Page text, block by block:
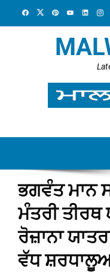
ਭਗਵੰਤ ਮਾਨ
ਮੰਤਰੀ ਤੀਰਥ
ਰੋਜ਼ਾਨਾ
ਵੱਧ